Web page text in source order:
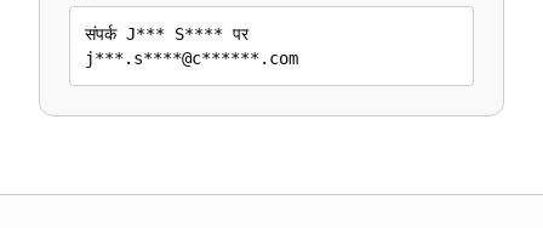
संपर्क J*** S**** पर
j***.s****@c******.com